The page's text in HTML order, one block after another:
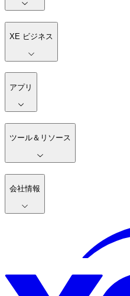
XE ビジネス
アプリ
ツール＆リソース
会社情報